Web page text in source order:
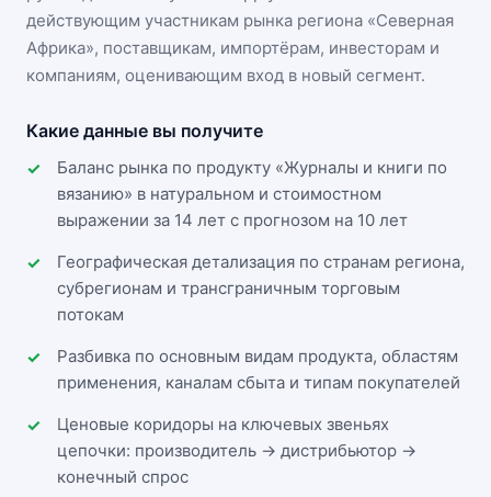
действующим участникам рынка региона «Северная
Африка», поставщикам, импортёрам, инвесторам и
компаниям, оценивающим вход в новый сегмент.
Какие данные вы получите
Баланс рынка по продукту «Журналы и книги по
вязанию» в натуральном и стоимостном
выражении за 14 лет с прогнозом на 10 лет
Географическая детализация по странам региона,
субрегионам и трансграничным торговым
потокам
Разбивка по основным видам продукта, областям
применения, каналам сбыта и типам покупателей
Ценовые коридоры на ключевых звеньях
цепочки: производитель → дистрибьютор →
конечный спрос